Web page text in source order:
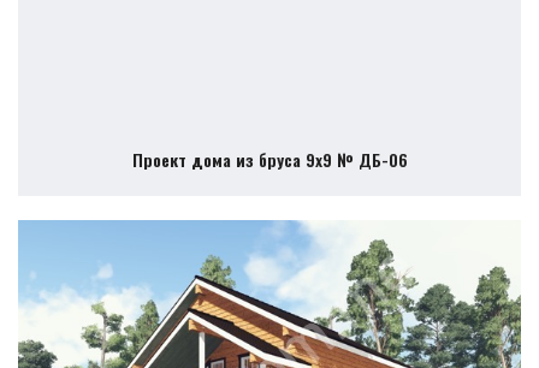
Проект дома из бруса 9х9 № ДБ-06